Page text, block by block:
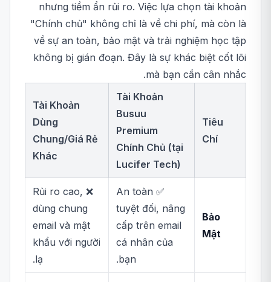
nhưng tiềm ẩn rủi ro. Việc lựa chọn tài khoản
"Chính chủ" không chỉ là về chi phí, mà còn là
về sự an toàn, bảo mật và trải nghiệm học tập
không bị gián đoạn. Đây là sự khác biệt cốt lõi
mà bạn cần cân nhắc.
Tiêu
Chí
Tài Khoản
Busuu
Premium
Chính Chủ (tại
Lucifer Tech)
Tài Khoản
Dùng
Chung/Giá Rẻ
Khác
Bảo
Mật
✅ An toàn
tuyệt đối, nâng
cấp trên email
cá nhân của
bạn.
❌ Rủi ro cao,
dùng chung
email và mật
khẩu với người
lạ.